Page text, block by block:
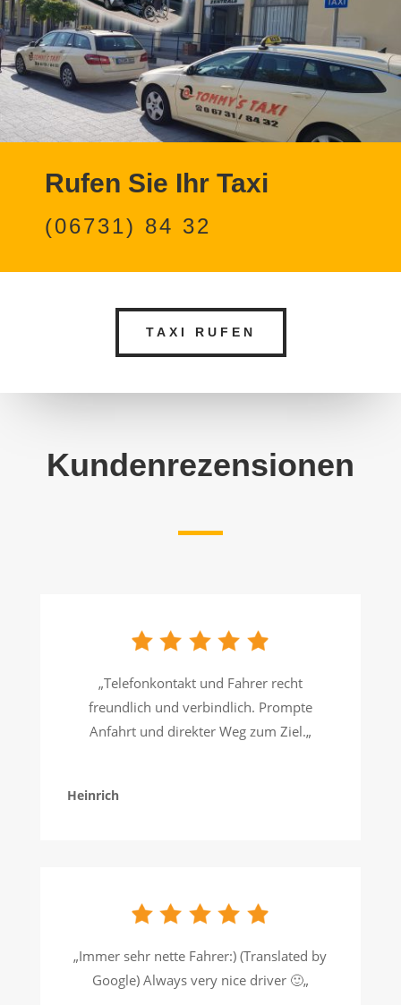
Rufen Sie Ihr Taxi
(06731) 84 32
TAXI RUFEN
Kundenrezensionen
„Telefonkontakt und Fahrer recht
freundlich und verbindlich. Prompte
Anfahrt und direkter Weg zum Ziel.„
Heinrich
„Immer sehr nette Fahrer:) (Translated by
Google) Always very nice driver 🙂„